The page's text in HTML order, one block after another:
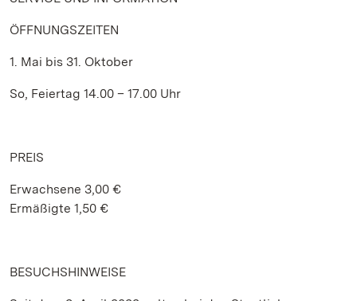
ÖFFNUNGSZEITEN
1. Mai bis 31. Oktober
So, Feiertag 14.00 – 17.00 Uhr
PREIS
Erwachsene 3,00 €
Ermäßigte 1,50 €
BESUCHSHINWEISE